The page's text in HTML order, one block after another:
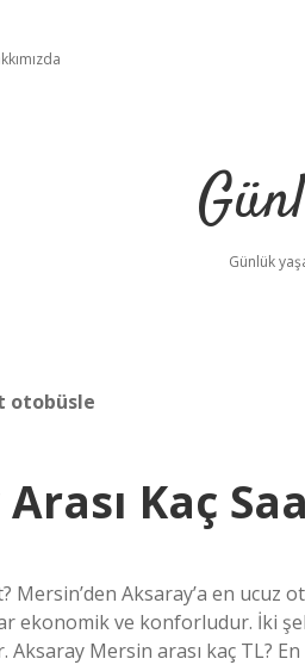
Günlük
otobüsle
Kaç
Mersin’den Aksaray’a en ucuz
ekonomik ve konforludur. İki
Aksaray Mersin arası kaç TL?